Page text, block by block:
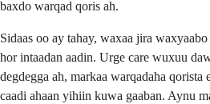
baxdo warqad qoris ah.
Sidaas oo ay tahay, waxaa jira
hor intaadan aadin. Urge care wuxuu
degdegga ah, markaa warqadaha qorista
caadi ahaan yihiin kuwa gaaban. Aynu